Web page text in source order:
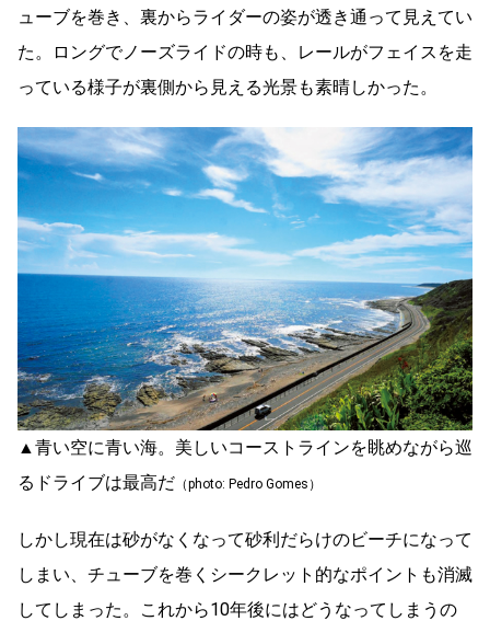
ューブを巻き、裏からライダーの姿が透き通って見えてい
た。ロングでノーズライドの時も、レールがフェイスを走
っている様子が裏側から見える光景も素晴しかった。
▲青い空に青い海。美しいコーストラインを眺めながら巡
るドライブは最高だ （photo: Pedro Gomes）
しかし現在は砂がなくなって砂利だらけのビーチになって
しまい、チューブを巻くシークレット的なポイントも消滅
してしまった。これから10年後にはどうなってしまうの